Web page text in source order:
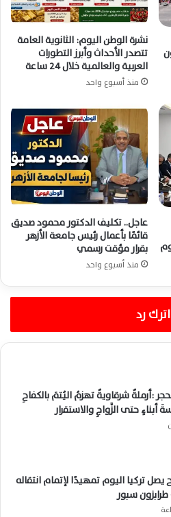
نشرة الوطن اليوم: الثانوية العامة
تتصدر الأحداث وأبرز التطورات
العربية والعالمية خلال 24 ساعة
منذ أسبوع واحد
عاجل.. تكليف الدكتور محمود صديق
قائمًا بأعمال رئيس جامعة الأزهر
بقرار مؤقت رسمي
منذ أسبوع واحد
اترك رد
:أرملةٌ شرقاويةٌ تهزمُ اليُتمَ بالكفاحِ
أبناءٍ حتى الزَّواجِ والاستقرار
تركيا اليوم تمهيدًا لإتمام انتقاله
سبور